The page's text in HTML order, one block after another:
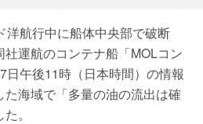
洋航行中に船体中央部で破断
社運航のコンテナ船「MOLコン
日午後11時（日本時間）の情報
海域で「多量の油の流出は確
。